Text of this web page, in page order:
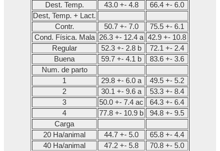
Dest. Temp.
43.0 +- 4.8
66.4 +- 6.0
Dest, Temp. + Lact.
Contr.
50.7 +- 7.0
75.5 +- 6.1
Cond. Física. Mala
26.3 +- 12.4 a 42.9 +- 10.8
Regular
52.3 +- 2.8 b
72.1 +- 2.4
Buena
59.7 +- 4.1 b
83.6 +- 3.6
Num. de parto
1
29.8 +- 6.0 a
49.5 +- 5.2
2
30.1 +- 9.6 a
53.3 +- 8.4
3
50.0 +- 7.4 ac
64.3 +- 6.4
4
77.8 +- 10.9 b
94.8 +- 9.5
Carga
20 Ha/animal
44.7 +- 5.0
65.8 +- 4.4
40 Ha/animal
47.2 +- 5.8 70.8 +- 5.0